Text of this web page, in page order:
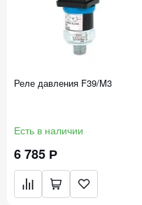
Реле давления F39/M3
Есть в наличии
6 785 Р